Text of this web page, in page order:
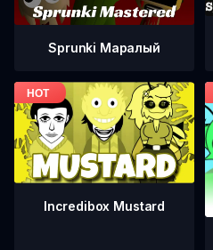
Sprunki Маралый
Incredibox Mustard